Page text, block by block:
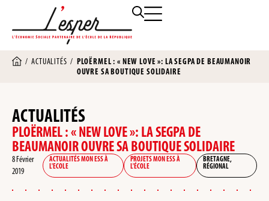
/ACTUALITÉS / PLOËRMEL : « NEW LOVE »: LA SEGPA DE BEAUMANOIR
OUVRE SA BOUTIQUE SOLIDAIRE
ACTUALITÉS
PLOËRMEL : « NEW LOVE »: LA SEGPA DE
BEAUMANOIR OUVRE SA BOUTIQUE SOLIDAIRE
8 Février
2019
ACTUALITÉS MON ESS À
L'ECOLE
PROJETS MON ESS À
L'ÉCOLE
BRETAGNE,
RÉGIONAL